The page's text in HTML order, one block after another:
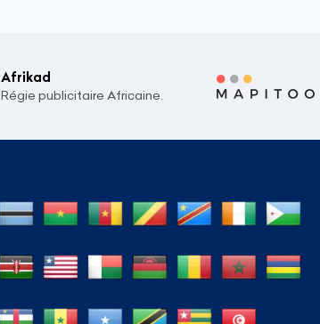
Afrikad
Régie publicitaire Africaine.